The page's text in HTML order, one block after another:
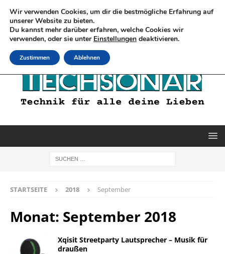
STARTSEITE 2018 September
Monat: September 2018
Xqisit Streetparty Lautsprecher – Musik für
draußen
Wir verwenden Cookies, um dir die bestmögliche Erfahrung auf
unserer Website zu bieten.
Du kannst mehr darüber erfahren, welche Cookies wir
verwenden, oder sie unter Einstellungen deaktivieren.
Zustimmen Ablehnen